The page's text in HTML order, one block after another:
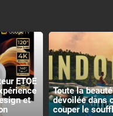
ETOE
et
Toute la
dévoilée dans
couper le